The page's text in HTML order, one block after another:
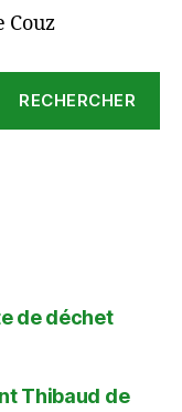
Couz
de déchet
Thibaud de